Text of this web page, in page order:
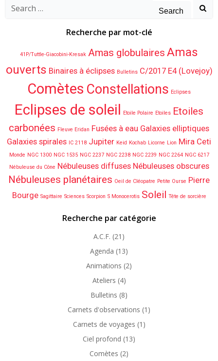
Search
Recherche par mot-clé
41P/Tuttle-Giacobini-Kresak Amas globulaires Amas
ouverts Binaires à éclipses Bulletins C/2017 E4 (Lovejoy)
Comètes Constellations Eclipses
Eclipses de soleil Etoile Polaire Etoiles Etoiles
carbonées Fleuve Eridan Fusées à eau Galaxies elliptiques
Galaxies spirales IC 2118 Jupiter Keid Kochab Licorne Lion Mira Ceti
Monde NGC 1300 NGC 1535 NGC 2237 NGC 2238 NGC 2239 NGC 2264 NGC 6217
Nébuleuse du Cône Nébuleuses diffuses Nébuleuses obscures
Nébuleuses planétaires Oeil de Cléopatre Petite Ourse Pierre
Bourge Sagittaire Sciences Scorpion S Monocerotis Soleil Tête de sorcière
Recherche par catégorie
A.C.F. (21)
Agenda (13)
Animations (2)
Ateliers (4)
Bulletins (8)
Carnets d'observations (1)
Carnets de voyages (1)
Ciel profond (13)
Comètes (2)